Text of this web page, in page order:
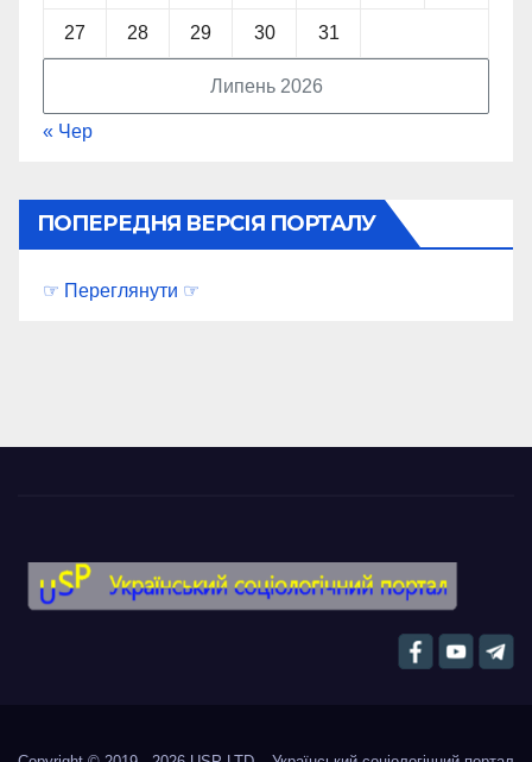
Липень 2026
27 28 29 30 31
« Чер
ПОПЕРЕДНЯ ВЕРСІЯ ПОРТАЛУ
☞ Переглянути ☞